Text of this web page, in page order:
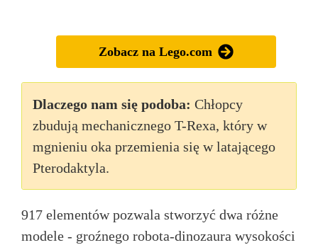
Zobacz na Lego.com
Dlaczego nam się podoba: Chłopcy
zbudują mechanicznego T-Rexa, który w
mgnieniu oka przemienia się w latającego
Pterodaktyla.
917 elementów pozwala stworzyć dwa różne
modele - groźnego robota-dinozaura wysokości